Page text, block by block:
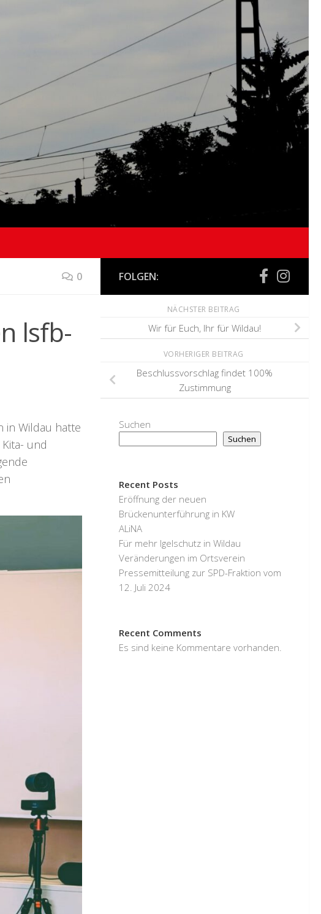
0
lsfb-
in Wildau hatte
und
FOLGEN:
NÄCHSTER BEITRAG
Wir für Euch, Ihr für Wildau!
VORHERIGER BEITRAG
Beschlussvorschlag findet 100%
Zustimmung
Suchen
Suchen
Recent Posts
Eröffnung der neuen
Brückenunterführung in KW
ALiNA
Für mehr Igelschutz in Wildau
Veränderungen im Ortsverein
Pressemitteilung zur SPD-Fraktion vom
12. Juli 2024
Recent Comments
Es sind keine Kommentare vorhanden.